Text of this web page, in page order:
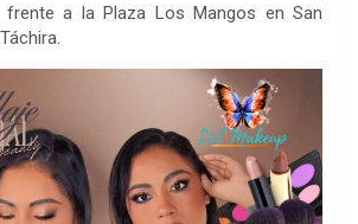
frente a la Plaza Los Mangos en San